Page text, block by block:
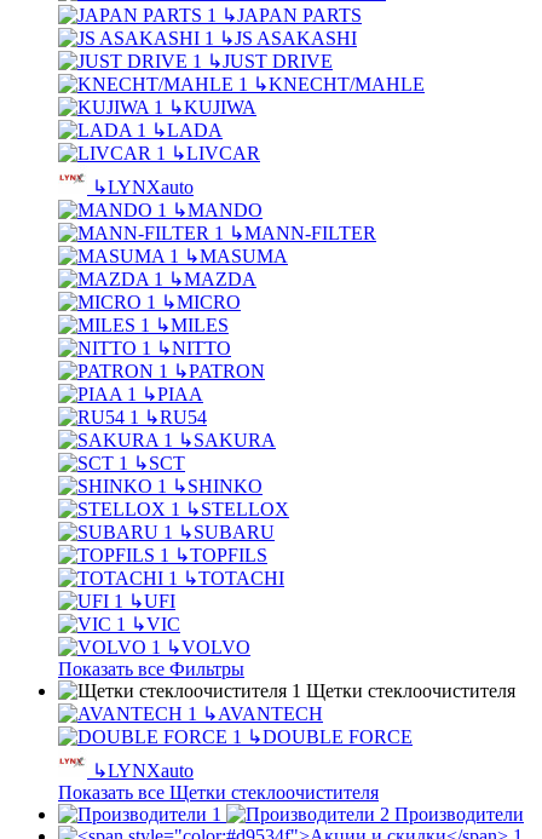
↳JAPAN PARTS
↳JS ASAKASHI
↳JUST DRIVE
↳KNECHT/MAHLE
↳KUJIWA
↳LADA
↳LIVCAR
↳LYNXauto
↳MANDO
↳MANN-FILTER
↳MASUMA
↳MAZDA
↳MICRO
↳MILES
↳NITTO
↳PATRON
↳PIAA
↳RU54
↳SAKURA
↳SCT
↳SHINKO
↳STELLOX
↳SUBARU
↳TOPFILS
↳TOTACHI
↳UFI
↳VIC
↳VOLVO
Показать все Фильтры
Щетки стеклоочистителя
↳AVANTECH
↳DOUBLE FORCE
↳LYNXauto
Показать все Щетки стеклоочистителя
Производители